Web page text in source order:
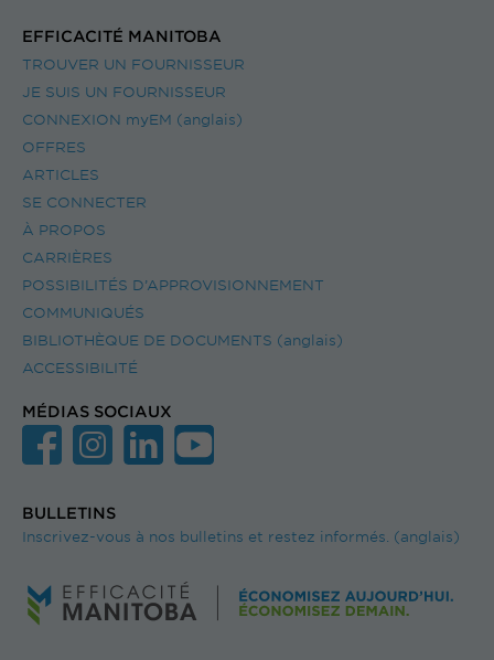
EFFICACITÉ MANITOBA
TROUVER UN FOURNISSEUR
JE SUIS UN FOURNISSEUR
CONNEXION myEM (anglais)
OFFRES
ARTICLES
SE CONNECTER
À PROPOS
CARRIÈRES
POSSIBILITÉS D’APPROVISIONNEMENT
COMMUNIQUÉS
BIBLIOTHÈQUE DE DOCUMENTS (anglais)
ACCESSIBILITÉ
MÉDIAS SOCIAUX
BULLETINS
Inscrivez-vous à nos bulletins et restez informés. (anglais)